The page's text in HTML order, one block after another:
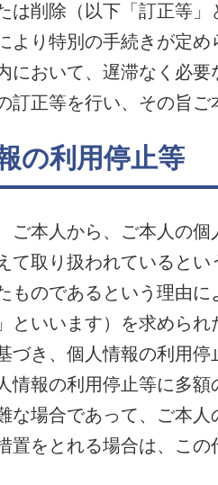
は削除（以下「訂正等
より特別の手続きが定
において、遅滞なく必
訂正等を行い、その旨
の利用停止等
ご本人から、ご本人の
て取り扱われていると
ものであるという理由
といいます）を求めら
づき、個人情報の利用
情報の利用停止等に多
な場合であって、ご本
置をとれる場合は、こ